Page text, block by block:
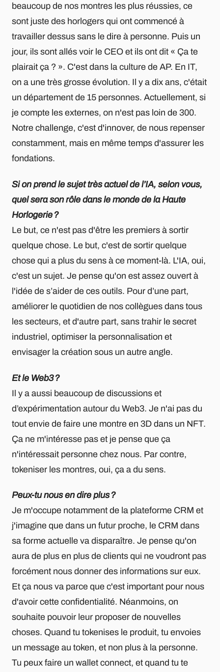
beaucoup de nos montres les plus réussies, ce
sont juste des horlogers qui ont commencé à
travailler dessus sans le dire à personne. Puis un
jour, ils sont allés voir le CEO et ils ont dit « Ça te
plairait ça ? ». C'est dans la culture de AP. En IT,
on a une très grosse évolution. Il y a dix ans, c'était
un département de 15 personnes. Actuellement, si
je compte les externes, on n'est pas loin de 300.
Notre challenge, c'est d'innover, de nous repenser
constamment, mais en même temps d'assurer les
fondations.
Si on prend le sujet très actuel de l’IA, selon vous,
quel sera son rôle dans le monde de la Haute
Horlogerie ?
Le but, ce n'est pas d'être les premiers à sortir
quelque chose. Le but, c'est de sortir quelque
chose qui a plus du sens à ce moment-là. L'IA, oui,
c'est un sujet. Je pense qu'on est assez ouvert à
l'idée de s’aider de ces outils. Pour d’une part,
améliorer le quotidien de nos collègues dans tous
les secteurs, et d'autre part, sans trahir le secret
industriel, optimiser la personnalisation et
envisager la création sous un autre angle.
Et le Web3 ?
Il y a aussi beaucoup de discussions et
d’expérimentation autour du Web3. Je n'ai pas du
tout envie de faire une montre en 3D dans un NFT.
Ça ne m'intéresse pas et je pense que ça
n'intéressait personne chez nous. Par contre,
tokeniser les montres, oui, ça a du sens.
Peux-tu nous en dire plus ?
Je m'occupe notamment de la plateforme CRM et
j'imagine que dans un futur proche, le CRM dans
sa forme actuelle va disparaître. Je pense qu'on
aura de plus en plus de clients qui ne voudront pas
forcément nous donner des informations sur eux.
Et ça nous va parce que c'est important pour nous
d'avoir cette confidentialité. Néanmoins, on
souhaite pouvoir leur proposer de nouvelles
choses. Quand tu tokenises le produit, tu envoies
un message au token, et non plus à la personne.
Tu peux faire un wallet connect, et quand tu te